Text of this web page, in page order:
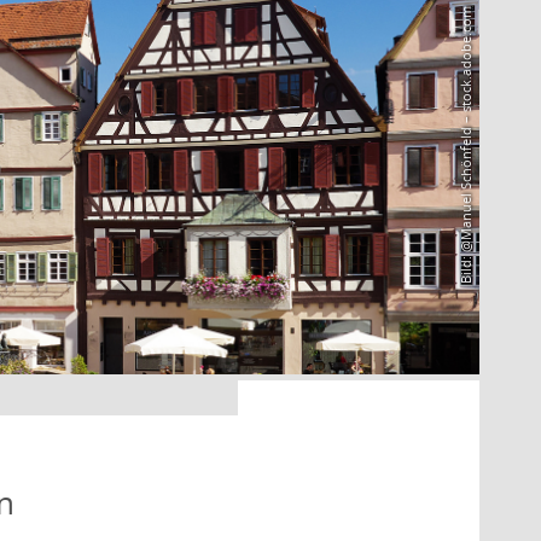
Bild: @Manuel Schönfeld – stock.adobe.com